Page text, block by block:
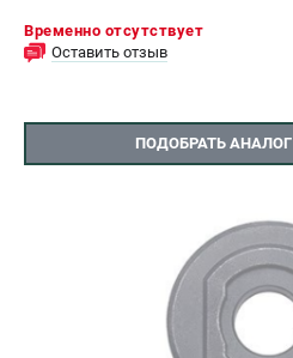
Временно отсутствует
Оставить отзыв
ПОДОБРАТЬ АНАЛОГ